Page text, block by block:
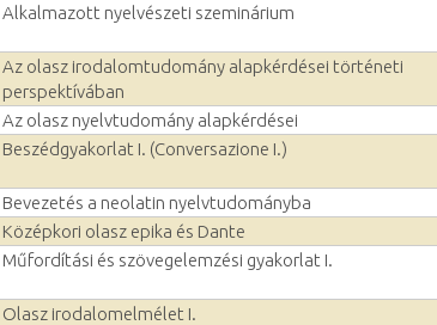
Alkalmazott nyelvészeti szeminárium
Az olasz irodalomtudomány alapkérdései történeti
perspektívában
Az olasz nyelvtudomány alapkérdései
Beszédgyakorlat I. (Conversazione I.)
Bevezetés a neolatin nyelvtudományba
Középkori olasz epika és Dante
Műfordítási és szövegelemzési gyakorlat I.
Olasz irodalomelmélet I.